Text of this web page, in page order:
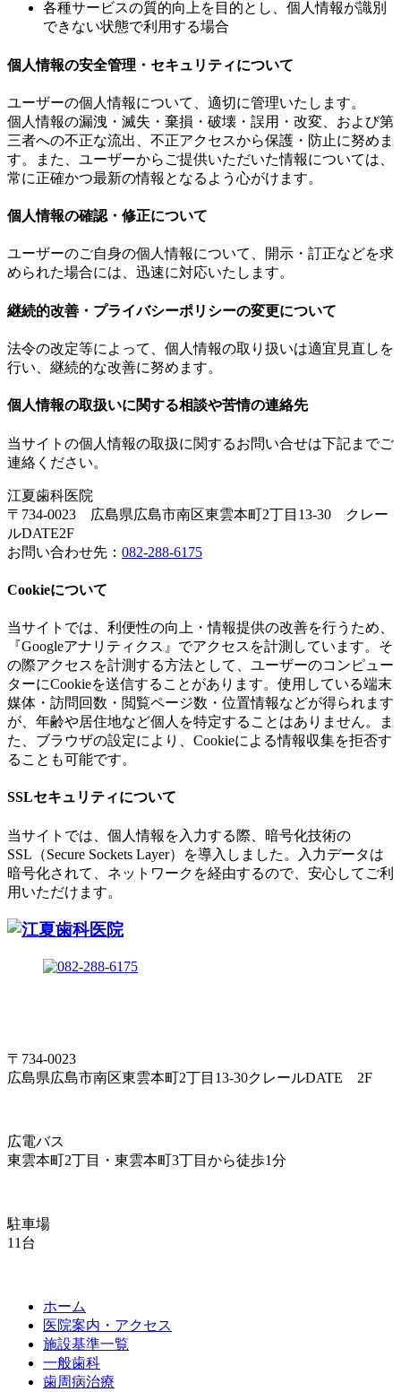
各種サービスの質的向上を目的とし、個人情報が識別
できない状態で利用する場合
個人情報の安全管理・セキュリティについて
ユーザーの個人情報について、適切に管理いたします。
個人情報の漏洩・滅失・棄損・破壊・誤用・改変、および第
三者への不正な流出、不正アクセスから保護・防止に努めま
す。また、ユーザーからご提供いただいた情報については、
常に正確かつ最新の情報となるよう心がけます。
個人情報の確認・修正について
ユーザーのご自身の個人情報について、開示・訂正などを求
められた場合には、迅速に対応いたします。
継続的改善・プライバシーポリシーの変更について
法令の改定等によって、個人情報の取り扱いは適宜見直しを
行い、継続的な改善に努めます。
個人情報の取扱いに関する相談や苦情の連絡先
当サイトの個人情報の取扱に関するお問い合せは下記までご
連絡ください。
江夏歯科医院
〒734-0023 広島県広島市南区東雲本町2丁目13-30 クレー
ルDATE2F
お問い合わせ先： 082-288-6175
Cookieについて
当サイトでは、利便性の向上・情報提供の改善を行うため、
『Googleアナリティクス』でアクセスを計測しています。そ
の際アクセスを計測する方法として、ユーザーのコンピュー
ターにCookieを送信することがあります。使用している端末
媒体・訪問回数・閲覧ページ数・位置情報などが得られます
が、年齢や居住地など個人を特定することはありません。ま
た、ブラウザの設定により、Cookieによる情報収集を拒否す
ることも可能です。
SSLセキュリティについて
当サイトでは、個人情報を入力する際、暗号化技術の
SSL（Secure Sockets Layer）を導入しました。入力データは
暗号化されて、ネットワークを経由するので、安心してご利
用いただけます。
〒734-0023
広島県広島市南区東雲本町2丁目13-30クレールDATE 2F
広電バス
東雲本町2丁目・東雲本町3丁目から徒歩1分
駐車場
11台
ホーム
医院案内・アクセス
施設基準一覧
一般歯科
歯周病治療